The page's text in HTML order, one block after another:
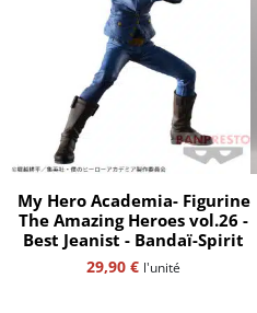
My Hero Academia- Figurine
The Amazing Heroes vol.26 -
Best Jeanist - Bandaï-Spirit
29,90 € l'unité